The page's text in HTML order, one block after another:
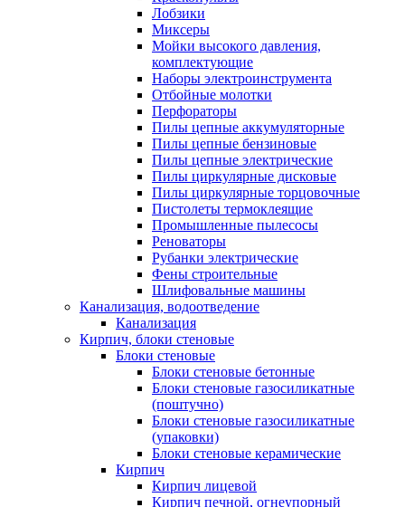
Лобзики
Миксеры
Мойки высокого давления,
комплектующие
Наборы электроинструмента
Отбойные молотки
Перфораторы
Пилы цепные аккумуляторные
Пилы цепные бензиновые
Пилы цепные электрические
Пилы циркулярные дисковые
Пилы циркулярные торцовочные
Пистолеты термоклеящие
Промышленные пылесосы
Реноваторы
Рубанки электрические
Фены строительные
Шлифовальные машины
Канализация, водоотведение
Канализация
Кирпич, блоки стеновые
Блоки стеновые
Блоки стеновые бетонные
Блоки стеновые газосиликатные
(поштучно)
Блоки стеновые газосиликатные
(упаковки)
Блоки стеновые керамические
Кирпич
Кирпич лицевой
Кирпич печной, огнеупорный